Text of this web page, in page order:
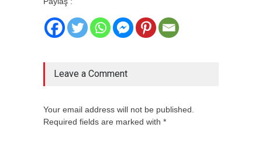
Leave a Comment
Your email address will not be published.
Required fields are marked with *